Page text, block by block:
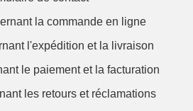
la commande en ligne
l'expédition et la livraison
le paiement et la facturation
les retours et réclamations